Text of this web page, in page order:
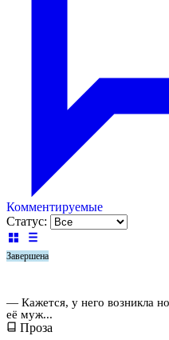
Комментируемые
Статус:
Завершена
— Кажется, у него возникла
её муж...
Проза